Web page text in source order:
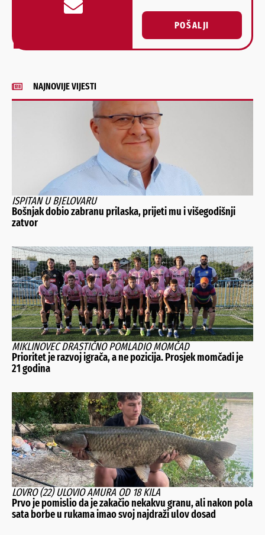
POŠALJI
Alternative:
NAJNOVIJE VIJESTI
ISPITAN U BJELOVARU
Bošnjak dobio zabranu prilaska, prijeti mu i višegodišnji
zatvor
MIKLINOVEC DRASTIČNO POMLADIO MOMČAD
Prioritet je razvoj igrača, a ne pozicija. Prosjek momčadi je
21 godina
LOVRO (22) ULOVIO AMURA OD 18 KILA
Prvo je pomislio da je zakačio nekakvu granu, ali nakon pola
sata borbe u rukama imao svoj najdraži ulov dosad